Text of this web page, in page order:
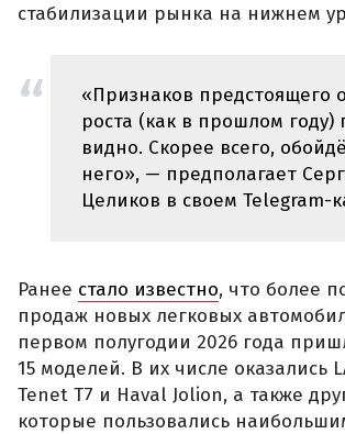
стабилизации рынка на нижнем
«Признаков предстоящего
роста (как в прошлом году)
видно. Скорее всего,
него», — предполагает
Целиков в своем Telegram-
Ранее стало известно, что более
продаж новых легковых
первом полугодии 2026 года
15 моделей. В их числе оказались
Tenet T7 и Haval Jolion, а также
которые пользовались